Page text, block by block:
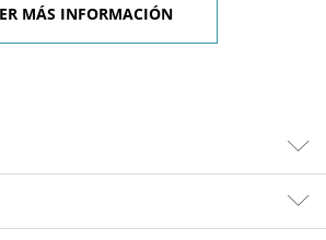
MÁS INFORMACIÓN